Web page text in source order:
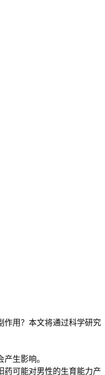
用？本文将通过科学研究
生影响。
可能对男性的生育能力产